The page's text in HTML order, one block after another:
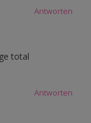
Antworten
total
Antworten